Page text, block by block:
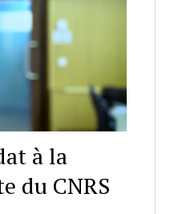
à la
du CNRS